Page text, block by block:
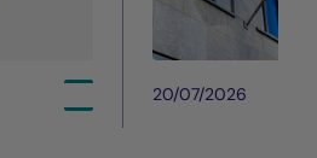
20/07/2026